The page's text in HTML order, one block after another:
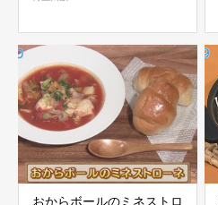
おからボールのミネストロ